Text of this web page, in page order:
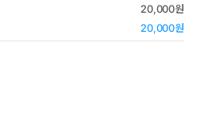
20,000원
20,000원